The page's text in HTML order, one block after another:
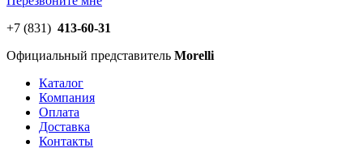
+7 (831) 413-60-31
Официальный представитель Morelli
Каталог
Компания
Оплата
Доставка
Контакты